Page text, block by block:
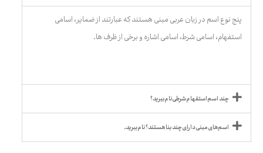
پنج نوع اسم در زبان عربی مبنی هستند که عبارتند از ضمایر، اسامی
استفهام، اسامی شرط، اسامی اشاره و برخی از ظرف ها.
چند اسم استفهام شرطی نام ببرید؟
اسم های مبنی دارای چند بنا هستند؟ نام ببرید.